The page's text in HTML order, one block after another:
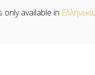
only available in Ελληνικά.